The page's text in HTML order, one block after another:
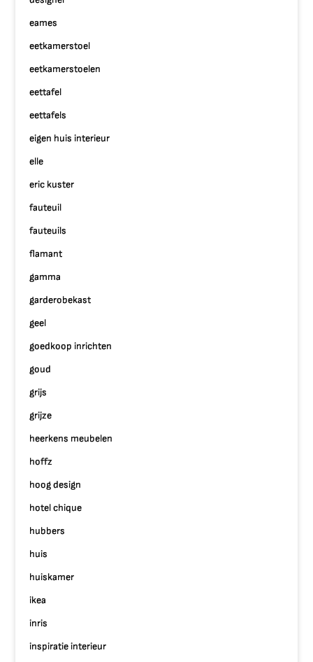
eames
eetkamerstoel
eetkamerstoelen
eettafel
eettafels
eigen huis interieur
elle
eric kuster
fauteuil
fauteuils
flamant
gamma
garderobekast
geel
goedkoop inrichten
goud
grijs
grijze
heerkens meubelen
hoffz
hoog design
hotel chique
hubbers
huis
huiskamer
ikea
inris
inspiratie interieur